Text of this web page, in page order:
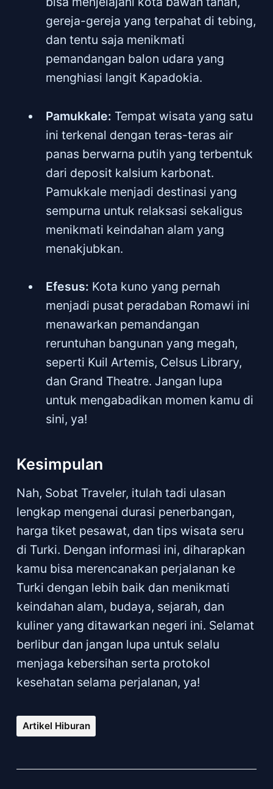
gereja-gereja yang terpahat di tebing,
dan tentu saja menikmati
pemandangan balon udara yang
menghiasi langit Kapadokia.
Pamukkale: Tempat wisata yang satu
ini terkenal dengan teras-teras air
panas berwarna putih yang terbentuk
dari deposit kalsium karbonat.
Pamukkale menjadi destinasi yang
sempurna untuk relaksasi sekaligus
menikmati keindahan alam yang
menakjubkan.
Efesus: Kota kuno yang pernah
menjadi pusat peradaban Romawi ini
menawarkan pemandangan
reruntuhan bangunan yang megah,
seperti Kuil Artemis, Celsus Library,
dan Grand Theatre. Jangan lupa
untuk mengabadikan momen kamu di
sini, ya!
Kesimpulan
Nah, Sobat Traveler, itulah tadi ulasan
lengkap mengenai durasi penerbangan,
harga tiket pesawat, dan tips wisata seru
di Turki. Dengan informasi ini, diharapkan
kamu bisa merencanakan perjalanan ke
Turki dengan lebih baik dan menikmati
keindahan alam, budaya, sejarah, dan
kuliner yang ditawarkan negeri ini. Selamat
berlibur dan jangan lupa untuk selalu
menjaga kebersihan serta protokol
kesehatan selama perjalanan, ya!
Artikel Hiburan